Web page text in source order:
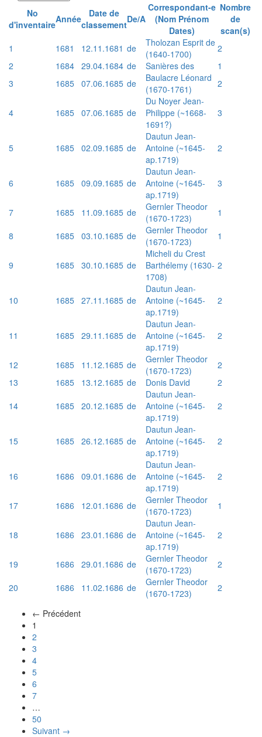
No
d'inventaireAnnée
Date de
classementDe/A
Correspondant-e
(Nom Prénom
Dates)
Nombre
de
scan(s)
1
1681 12.11.1681 de
Tholozan Esprit de
(1640-1700)
2
2
1684 29.04.1684 de Sanières des
1
3
1685 07.06.1685 de
Baulacre Léonard
(1670-1761)
2
4 1685 07.06.1685 de
Du Noyer Jean-
Philippe (~1668-
1691?)
3
5 1685 02.09.1685 de
Dautun Jean-
Antoine (~1645-
ap.1719)
2
6 1685 09.09.1685 de
Dautun Jean-
Antoine (~1645-
ap.1719)
3
7 1685 11.09.1685 de
Gernler Theodor
(1670-1723)
1
8
1685 03.10.1685 de
Gernler Theodor
(1670-1723)
1
9 1685 30.10.1685 de
Micheli du Crest
Barthélemy (1630-
1708)
2
10 1685 27.11.1685 de
Dautun Jean-
Antoine (~1645-
ap.1719)
2
11 1685 29.11.1685 de
Dautun Jean-
Antoine (~1645-
ap.1719)
2
12 1685 11.12.1685 de
Gernler Theodor
(1670-1723)
2
13
1685 13.12.1685 de Donis David
2
14
1685 20.12.1685 de
Dautun Jean-
Antoine (~1645-
ap.1719)
2
15 1685 26.12.1685 de
Dautun Jean-
Antoine (~1645-
ap.1719)
2
16 1686 09.01.1686 de
Dautun Jean-
Antoine (~1645-
ap.1719)
2
17 1686 12.01.1686 de
Gernler Theodor
(1670-1723)
1
18 1686 23.01.1686 de
Dautun Jean-
Antoine (~1645-
ap.1719)
2
19 1686 29.01.1686 de
Gernler Theodor
(1670-1723)
2
20
1686 11.02.1686 de
Gernler Theodor
(1670-1723)
2
← Précédent
1
2
3
4
5
6
7
…
50
Suivant →